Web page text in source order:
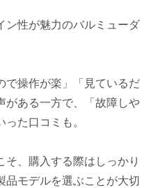
ン性が魅力のバルミューダ
で操作が楽」「見ているだ
がある一方で、「故障しや
た口コミも。
、購入する際はしっかり
品モデルを選ぶことが大切